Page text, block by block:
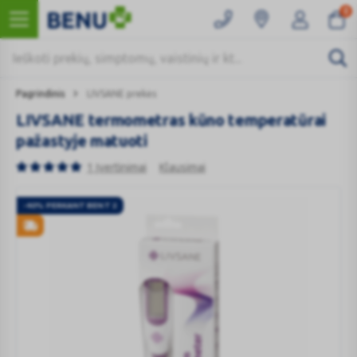
0
Pagrindinis LIVSANE prekės
1 Įvertinimai Klausimai
LIVSANE termometras kūno temperatūrai
pažastyje matuoti
-40% PERKANT BENT 2